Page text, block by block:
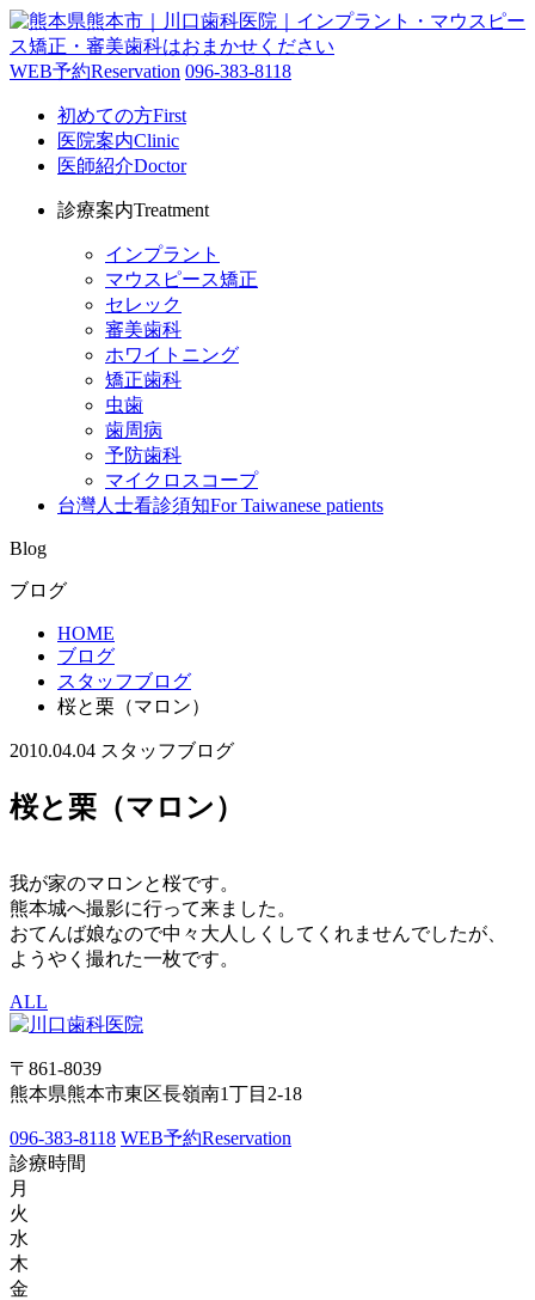
WEB予約Reservation 096-383-8118
初めての方First
医院案内Clinic
医師紹介Doctor
診療案内Treatment
インプラント
マウスピース矯正
セレック
審美歯科
ホワイトニング
矯正歯科
虫歯
歯周病
予防歯科
マイクロスコープ
台灣人士看診須知For Taiwanese patients
Blog
ブログ
HOME
ブログ
スタッフブログ
桜と栗（マロン）
2010.04.04 スタッフブログ
桜と栗（マロン）
我が家のマロンと桜です。
熊本城へ撮影に行って来ました。
おてんば娘なので中々大人しくしてくれませんでしたが、
ようやく撮れた一枚です。
ALL
〒861-8039
熊本県熊本市東区長嶺南1丁目2-18
096-383-8118 WEB予約Reservation
診療時間
月
火
水
木
金